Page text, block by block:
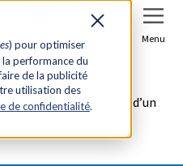
) pour optimiser
performance du
de la publicité
utilisation des
de confidentialité.
Se connecter Menu
: les signes d’un